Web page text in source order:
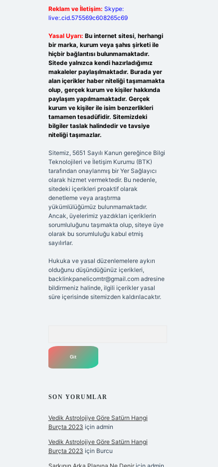
Reklam ve İletişim: Skype:
live:.cid.575569c608265c69
Yasal Uyarı: Bu internet sitesi, herhangi
bir marka, kurum veya şahıs şirketi ile
hiçbir bağlantısı bulunmamaktadır.
Sitede yalnızca kendi hazırladığımız
makaleler paylaşılmaktadır. Burada yer
alan içerikler haber niteliği taşımamakta
olup, gerçek kurum ve kişiler hakkında
paylaşım yapılmamaktadır. Gerçek
kurum ve kişiler ile isim benzerlikleri
tamamen tesadüfidir. Sitemizdeki
bilgiler taslak halindedir ve tavsiye
niteliği taşımazlar.
Sitemiz, 5651 Sayılı Kanun gereğince Bilgi
Teknolojileri ve İletişim Kurumu (BTK)
tarafından onaylanmış bir Yer Sağlayıcı
olarak hizmet vermektedir. Bu nedenle,
sitedeki içerikleri proaktif olarak
denetleme veya araştırma
yükümlülüğümüz bulunmamaktadır.
Ancak, üyelerimiz yazdıkları içeriklerin
sorumluluğunu taşımakta olup, siteye üye
olarak bu sorumluluğu kabul etmiş
sayılırlar.
Hukuka ve yasal düzenlemelere aykırı
olduğunu düşündüğünüz içerikleri,
backlinkpanelicomtr@gmail.comadresine
bildirmeniz halinde, ilgili içerikler yasal
süre içerisinde sitemizden kaldırılacaktır.
SON YORUMLAR
Vedik Astrolojiye Göre Satürn Hangi
Burçta 2023 için admin
Vedik Astrolojiye Göre Satürn Hangi
Burçta 2023 için Burcu